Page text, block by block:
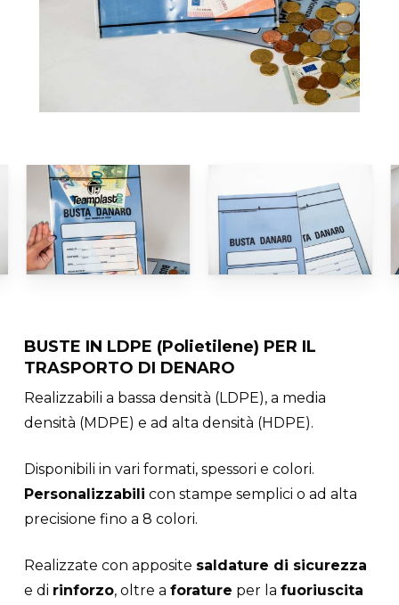
BUSTE IN LDPE (Polietilene) PER IL
TRASPORTO DI DENARO
Realizzabili a bassa densità (LDPE), a media
densità (MDPE) e ad alta densità (HDPE).
Disponibili in vari formati, spessori e colori.
Personalizzabili con stampe semplici o ad alta
precisione fino a 8 colori.
Realizzate con apposite saldature di sicurezza
e di rinforzo, oltre aforature per lafuoriuscita